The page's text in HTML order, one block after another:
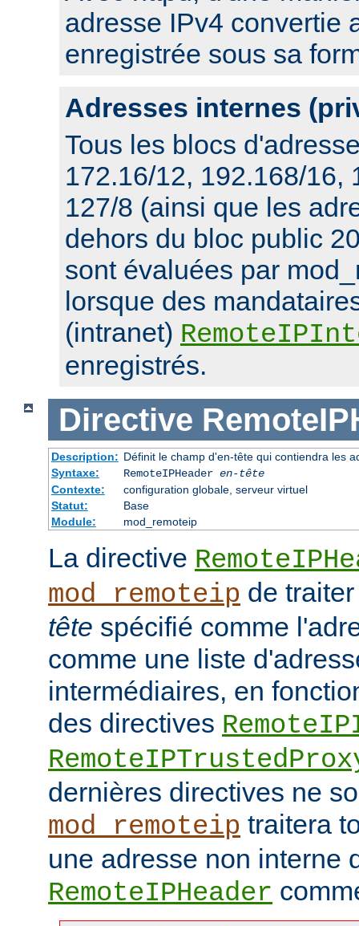
adresse IPv4 convertie
enregistrée sous sa
Adresses internes
Tous les blocs
172.16/12, 192.168/16,
127/8 (ainsi que les
dehors du bloc public
sont évaluées par
lorsque des
(intranet)
enregistrés.
Directive
Description: Définit le champ d'en-tête qui contiendra les
Syntaxe:
RemoteIPHeader en-tête
Contexte:
configuration globale, serveur virtuel
Statut:
Base
Module:
mod_remoteip
La directive
mod_remoteip de
tête spécifié comme
comme une liste
intermédiaires, en
des directives
dernières directives ne
mod_remoteip traitera
une adresse non interne
RemoteIPHeader